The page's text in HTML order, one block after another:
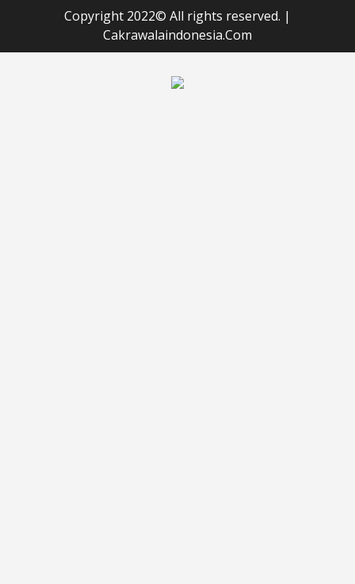
Copyright 2022© All rights reserved. |
Cakrawalaindonesia.Com